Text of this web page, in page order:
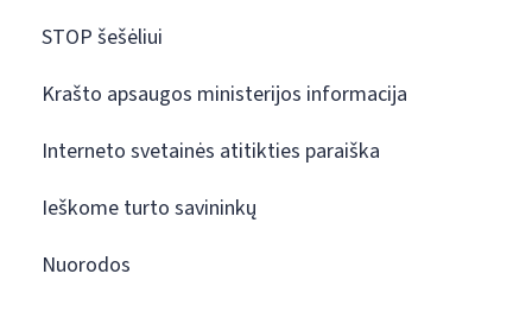
STOP šešėliui
Krašto apsaugos ministerijos informacija
Interneto svetainės atitikties paraiška
Ieškome turto savininkų
Nuorodos